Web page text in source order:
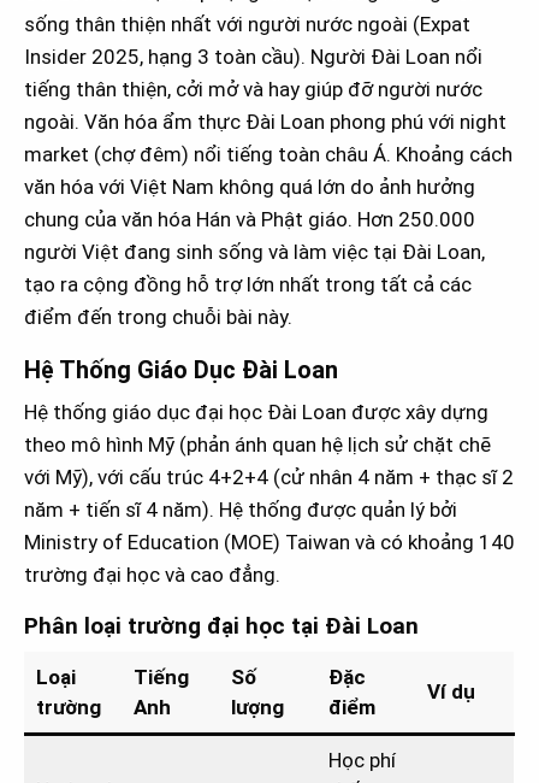
sống thân thiện nhất với người nước ngoài (Expat
Insider 2025, hạng 3 toàn cầu). Người Đài Loan nổi
tiếng thân thiện, cởi mở và hay giúp đỡ người nước
ngoài. Văn hóa ẩm thực Đài Loan phong phú với night
market (chợ đêm) nổi tiếng toàn châu Á. Khoảng cách
văn hóa với Việt Nam không quá lớn do ảnh hưởng
chung của văn hóa Hán và Phật giáo. Hơn 250.000
người Việt đang sinh sống và làm việc tại Đài Loan,
tạo ra cộng đồng hỗ trợ lớn nhất trong tất cả các
điểm đến trong chuỗi bài này.
Hệ Thống Giáo Dục Đài Loan
Hệ thống giáo dục đại học Đài Loan được xây dựng
theo mô hình Mỹ (phản ánh quan hệ lịch sử chặt chẽ
với Mỹ), với cấu trúc 4+2+4 (cử nhân 4 năm + thạc sĩ 2
năm + tiến sĩ 4 năm). Hệ thống được quản lý bởi
Ministry of Education (MOE) Taiwan và có khoảng 140
trường đại học và cao đẳng.
Phân loại trường đại học tại Đài Loan
Loại
trường
Tiếng
Anh
Số
lượng
Đặc
điểm
Ví dụ
Học phí